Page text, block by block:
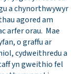
a chynorthwywyr
agored am
arfer orau. Mae
o graffu ar
cydweithredu a
yn gweithio fel